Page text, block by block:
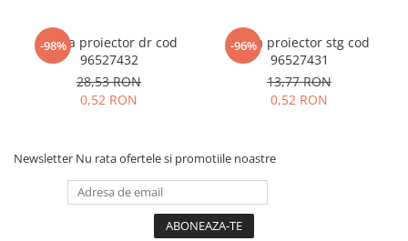
-98%
Rama proiector dr cod
96527432
28,53 RON
0,52 RON
-96%
Rama proiector stg cod
96527431
13,77 RON
0,52 RON
Newsletter Nu rata ofertele si promotiile noastre